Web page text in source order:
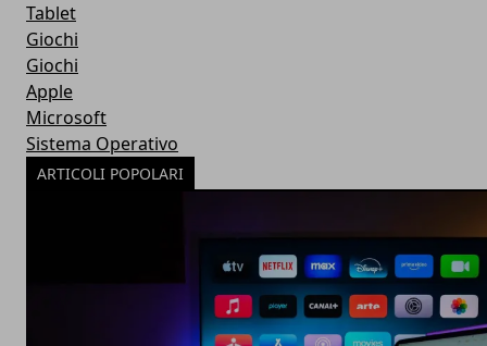
Tablet
Giochi
Giochi
Apple
Microsoft
Sistema Operativo
ARTICOLI POPOLARI